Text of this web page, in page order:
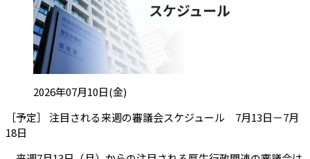
投稿日:2026年07月10日(金)
［予定］ 注目される来週の審議会スケジュール 7月13日－7月
18日